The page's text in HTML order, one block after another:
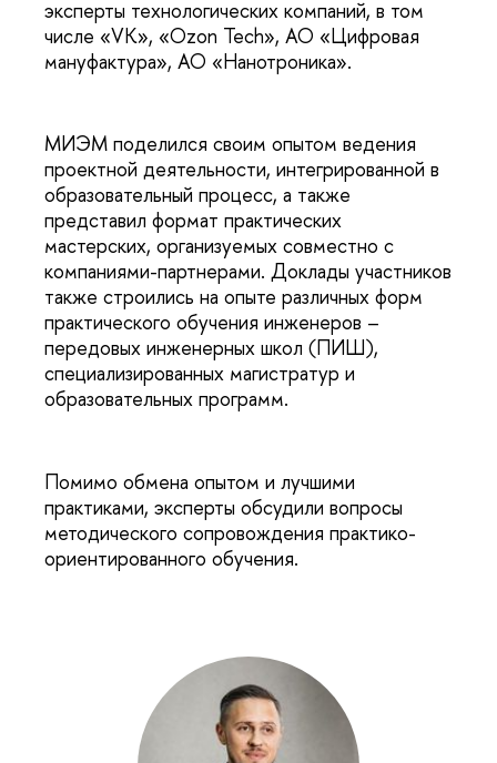
эксперты технологических компаний, в том
числе «VK», «Ozon Tech», АО «Цифровая
мануфактура», АО «Нанотроника».
МИЭМ поделился своим опытом ведения
проектной деятельности, интегрированной в
образовательный процесс, а также
представил формат практических
мастерских, организуемых совместно с
компаниями-партнерами. Доклады участников
также строились на опыте различных форм
практического обучения инженеров –
передовых инженерных школ (ПИШ),
специализированных магистратур и
образовательных программ.
Помимо обмена опытом и лучшими
практиками, эксперты обсудили вопросы
методического сопровождения практико-
ориентированного обучения.